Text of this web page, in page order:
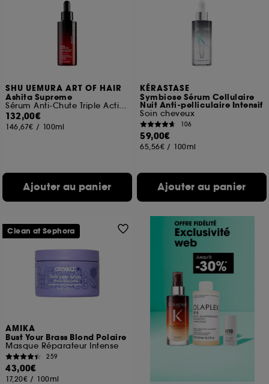
SHU UEMURA ART OF HAIR
Ashita Supreme
Sérum Anti-Chute Triple Action
132,00€
146,67€ / 100ml
Ajouter au panier
KÉRASTASE
Symbiose Sérum Cellulaire
Nuit Anti-pelliculaire Intensif
Soin cheveux
106
59,00€
65,56€ / 100ml
Ajouter au panier
AMIKA
Bust Your Brass Blond Polaire
Masque Réparateur Intense
259
43,00€
17,20€ / 100ml
Clean at Sephora